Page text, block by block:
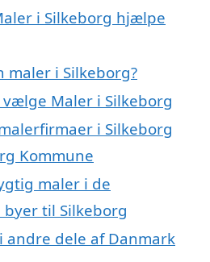
i Silkeborg hjælpe
maler i Silkeborg?
Maler i Silkeborg
i Silkeborg
Kommune
maler i de
til Silkeborg
andre dele af Danmark